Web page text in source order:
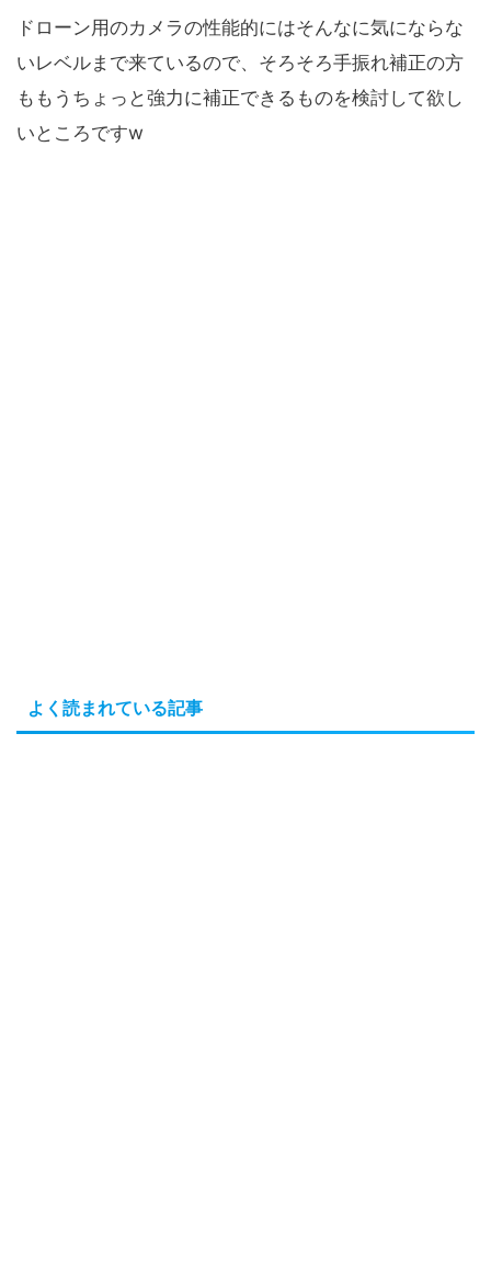
ドローン用のカメラの性能的にはそんなに気にならな
いレベルまで来ているので、そろそろ手振れ補正の方
ももうちょっと強力に補正できるものを検討して欲し
いところですw
よく読まれている記事